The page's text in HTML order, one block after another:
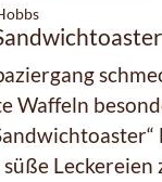
Waffeln
Leckereien